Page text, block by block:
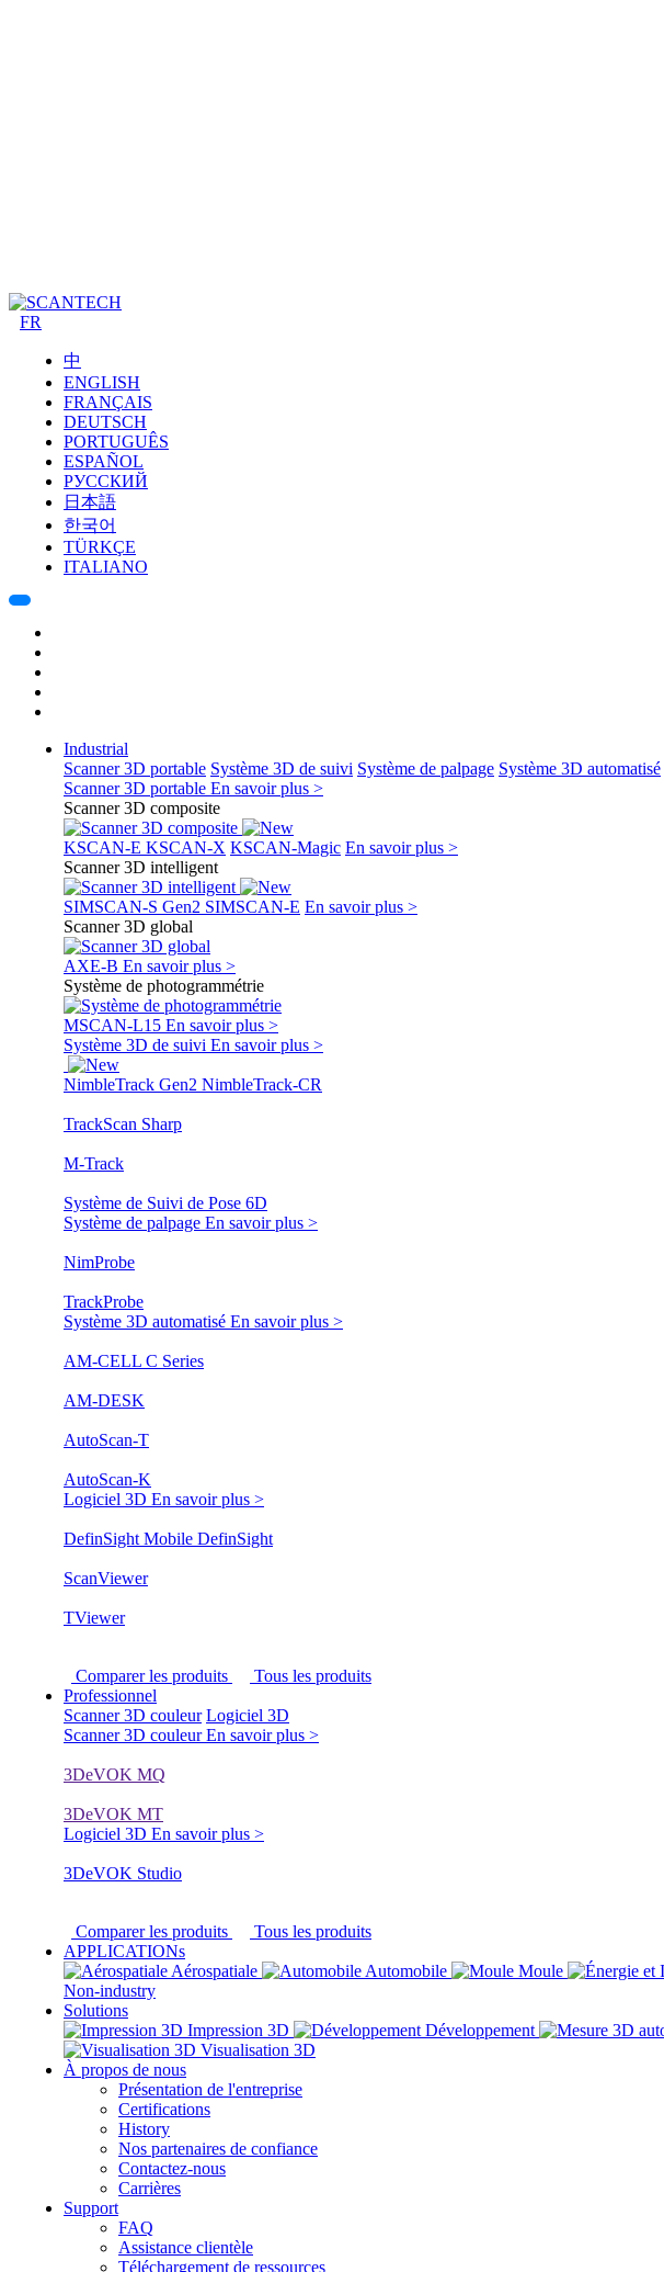
FR
中
ENGLISH
FRANÇAIS
DEUTSCH
PORTUGUÊS
ESPAÑOL
РУССКИЙ
日本語
한국어
TÜRKÇE
ITALIANO
Industrial
Scanner 3D portable Système 3D de suivi Système de palpage Système 3D automatisé
Scanner 3D portable En savoir plus >
Scanner 3D composite
KSCAN-E KSCAN-X KSCAN-Magic En savoir plus >
Scanner 3D intelligent
SIMSCAN-S Gen2 SIMSCAN-E En savoir plus >
Scanner 3D global
AXE-B En savoir plus >
Système de photogrammétrie
MSCAN-L15 En savoir plus >
Système 3D de suivi En savoir plus >
NimbleTrack Gen2 NimbleTrack-CR
TrackScan Sharp
M-Track
Système de Suivi de Pose 6D
Système de palpage En savoir plus >
NimProbe
TrackProbe
Système 3D automatisé En savoir plus >
AM-CELL C Series
AM-DESK
AutoScan-T
AutoScan-K
Logiciel 3D En savoir plus >
DefinSight Mobile DefinSight
ScanViewer
TViewer
Comparer les produits
Tous les produits
Professionnel
Scanner 3D couleur Logiciel 3D
Scanner 3D couleurEn savoir plus >
3DeVOK MQ
3DeVOK MT
Logiciel 3D En savoir plus >
3DeVOK Studio
Comparer les produits
Tous les produits
APPLICATIONs
Aérospatiale
Automobile Moule
Non-industry
Solutions
Impression 3D
Développement
Visualisation 3D
À propos de nous
Présentation de l'entreprise
Certifications
History
Nos partenaires de confiance
Contactez-nous
Carrières
Support
FAQ
Assistance clientèle
Téléchargement de ressources